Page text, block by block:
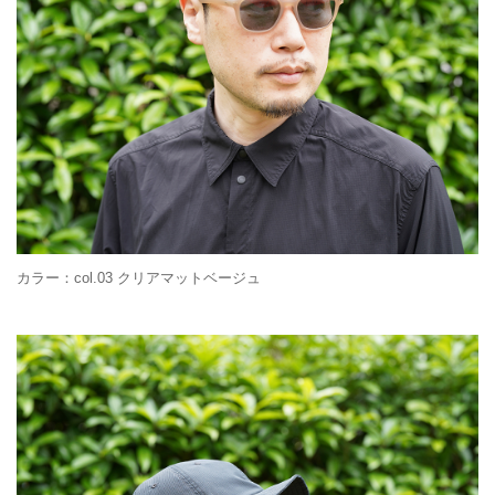
カラー：col.03 クリアマットベージュ